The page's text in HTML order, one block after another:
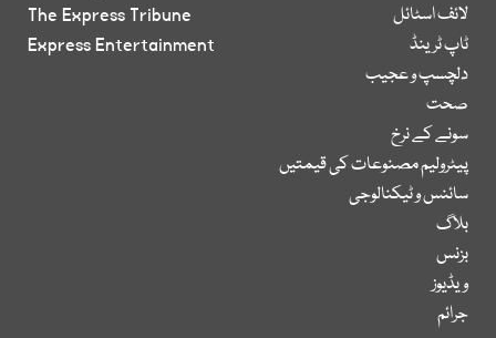
لائف اسٹائل
ٹاپ ٹرینڈ
دلچسپ و عجیب
صحت
سونے کے نرخ
پیٹرولیم مصنوعات کی قیمتیں
سائنس و ٹیکنالوجی
بلاگ
بزنس
ویڈیوز
جرائم
The Express Tribune
Express Entertainment